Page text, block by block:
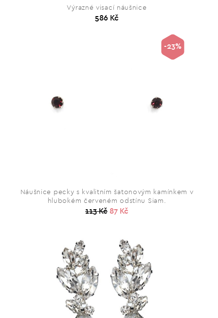
Výrazné visací náušnice
586 Kč
Náušnice pecky s kvalitním šatonovým kamínkem v
hlubokém červeném odstínu Siam.
113 Kč 87 Kč
-23%